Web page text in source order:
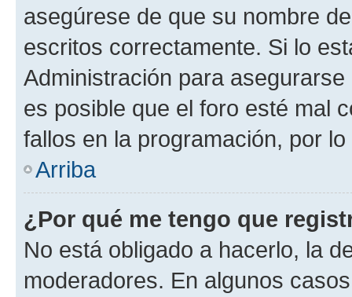
asegúrese de que su nombre
escritos correctamente. Si lo
Administración para
es posible que el foro esté mal
fallos en la programación, por
Arriba
¿Por qué me tengo que
No está obligado a hacerlo, la
moderadores. En algunos